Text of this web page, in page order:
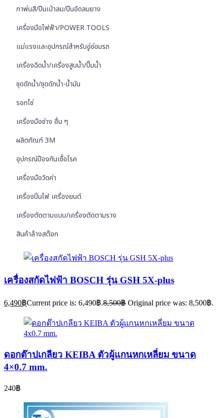
กาพ่นสี/ปืนเป่าลม/ปืนอัดลมยาง
เครื่องมือไฟฟ้า/POWER TOOLS
แม่แรงและอุปกรณ์สำหรับอู่ซ่อมรถ
เครื่องฉีดน้ำ/เครื่องสูบน้ำ/ปั๊มน้ำ
ชุดดักน้ำ/ชุดดักน้ำ-น้ำมัน
รอกโซ่
เครื่องมือช่าง อื่น ๆ
ผลิตภัณฑ์ 3M
อุปกรณ์ป้องกันเชื้อโรค
เครื่องมือวัดค่า
เครื่องปั่นไฟ เครื่องยนต์
เครื่องตัดตามแบบ/เครื่องตัดตามราง
สินค้าล้างสต๊อก
เครื่องสกัดไฟฟ้า BOSCH รุ่น GSH 5X-plus
6,490฿Current price is: 6,490฿.8,500฿ Original price was: 8,500฿.
ดอกต๊าปเกลียว KEIBA ตัวผู้แกนหกเหลี่ยม ขนาด
4×0.7 mm.
240฿